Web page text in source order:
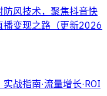
风技术，聚焦抖音快
播变现之路（更新2026
战指南·流量增长·ROI